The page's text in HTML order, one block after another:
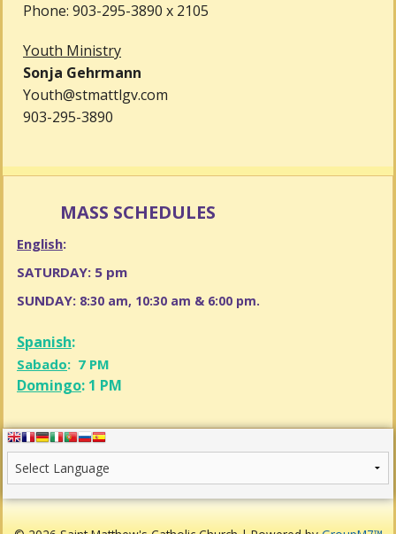
Phone: 903-295-3890 x 2105
Youth Ministry
Sonja Gehrmann
Youth@stmattlgv.com
903-295-3890
MASS SCHEDULES
English:
SATURDAY: 5 pm
SUNDAY: 8:30 am, 10:30 am & 6:00 pm.
Spanish:
Sabado: 7 PM
Domingo: 1 PM